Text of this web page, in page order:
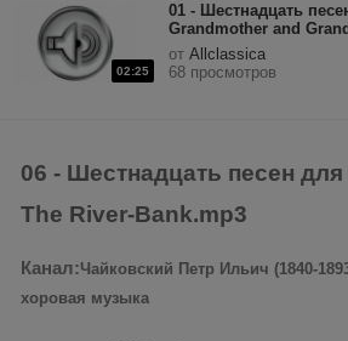
02:25
01 - Шестнадцать
Grandmother and
от Allclassica
68 просмотров
06 - Шестнадцать песен для
The River-Bank.mp3
Канал:Чайковский Петр Ильич (1840-
хоровая музыка